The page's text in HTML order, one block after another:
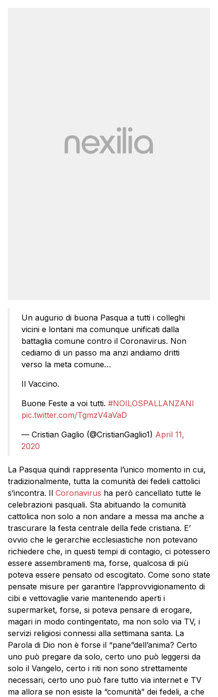
Un augurio di buona Pasqua a tutti i colleghi
vicini e lontani ma comunque unificati dalla
battaglia comune contro il Coronavirus. Non
cediamo di un passo ma anzi andiamo dritti
verso la meta comune…
Il Vaccino.
Buone Feste a voi tutti. #NOILOSPALLANZANI
pic.twitter.com/TgmzV4aVaD
— Cristian Gaglio (@CristianGaglio1) April 11,
2020
La Pasqua quindi rappresenta l’unico momento in cui,
tradizionalmente, tutta la comunità dei fedeli cattolici
s’incontra. Il Coronavirus ha però cancellato tutte le
celebrazioni pasquali. Sta abituando la comunità
cattolica non solo a non andare a messa ma anche a
trascurare la festa centrale della fede cristiana. E’
ovvio che le gerarchie ecclesiastiche non potevano
richiedere che, in questi tempi di contagio, ci potessero
essere assembramenti ma, forse, qualcosa di più
poteva essere pensato od escogitato. Come sono state
pensate misure per garantire l’approvvigionamento di
cibi e vettovaglie varie mantenendo aperti i
supermarket, forse, si poteva pensare di erogare,
magari in modo contingentato, ma non solo via TV, i
servizi religiosi connessi alla settimana santa. La
Parola di Dio non è forse il “pane”dell’anima? Certo
uno può pregare da solo, certo uno può leggersi da
solo il Vangelo, certo i riti non sono strettamente
necessari, certo uno può fare tutto via internet e TV
ma allora se non esiste la “comunità” dei fedeli, a che